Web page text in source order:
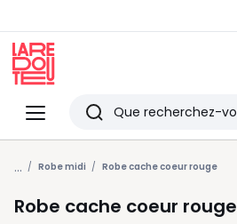
Menu
Redoute
Rechercher
Derniers
articles
vus
... Robe midi Robe cache coeur rouge
Robe cache coeur rouge